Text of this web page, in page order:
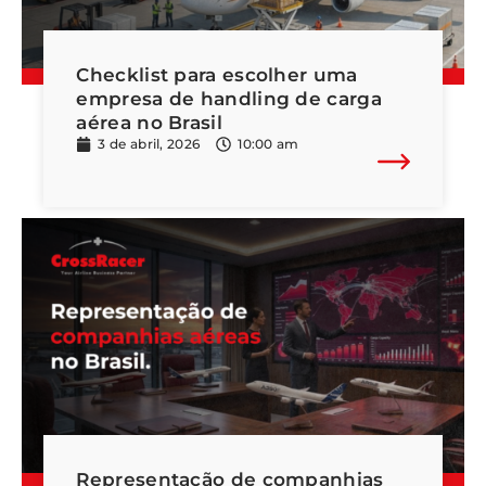
Checklist para escolher uma
empresa de handling de carga
aérea no Brasil
3 de abril, 2026 10:00 am
Representação de companhias